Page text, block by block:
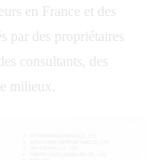
en France et des
par des propriétaires
consultants, des
milieux.